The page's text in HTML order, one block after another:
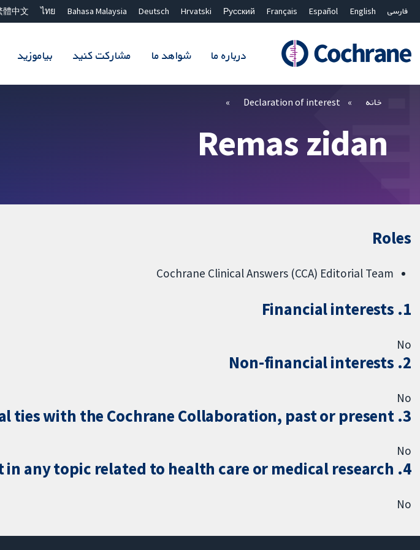
فارسی English
Español
Français
Русский
Hrvatski
Deutsch
Bahasa Malaysia
ไทย
體中文
درباره ما شواهد ما مشارکت کنید بیاموزید
فیلترها خانه Declaration of interest
Remas zidan
Roles
Cochrane Clinical Answers (CCA) Editorial Team
1. Financial interests
No
2. Non-financial interests
No
3. Do you hold any financial or non-financial ties with the Cochrane Collaboration, past or present
No
4. Commercial organisation with an interest in any topic related to health care or medical research
No